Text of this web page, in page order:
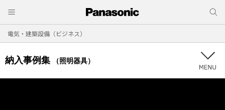
電気・建築設備（ビジネス）
納入事例集 （照明器具）